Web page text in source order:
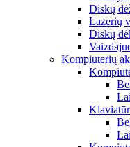
Diskų
Lazerių
Diskų
Kompiuterių